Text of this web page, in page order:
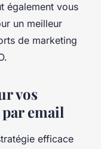
également vous
un meilleur
de marketing
vos
email
efficace